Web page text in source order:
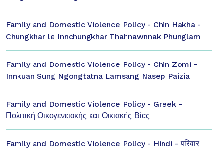
Family and Domestic Violence Policy - Chin Hakha -
Chungkhar le Innchungkhar Thahnawnnak Phunglam
Family and Domestic Violence Policy - Chin Zomi -
Innkuan Sung Ngongtatna Lamsang Nasep Paizia
Family and Domestic Violence Policy - Greek -
Πολιτική Οικογενειακής και Οικιακής Βίας
Family and Domestic Violence Policy - Hindi - परिवार